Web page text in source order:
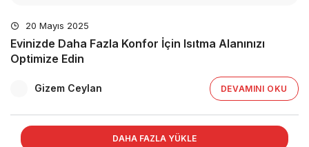
20 Mayıs 2025
Evinizde Daha Fazla Konfor İçin Isıtma Alanınızı
Optimize Edin
Gizem Ceylan DEVAMINI OKU
DAHA FAZLA YÜKLE